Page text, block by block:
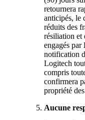
retournera
anticipés, le
réduits des
résiliation et
engagés par
notification
Logitech
compris
confirmera
propriété
Aucune